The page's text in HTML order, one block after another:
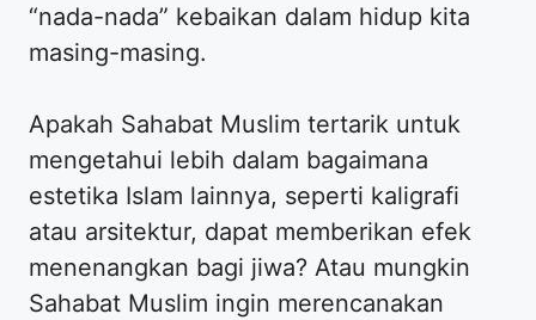
“nada-nada” kebaikan dalam hidup kita
masing-masing.
Apakah Sahabat Muslim tertarik untuk
mengetahui lebih dalam bagaimana
estetika Islam lainnya, seperti kaligrafi
atau arsitektur, dapat memberikan efek
menenangkan bagi jiwa? Atau mungkin
Sahabat Muslim ingin merencanakan